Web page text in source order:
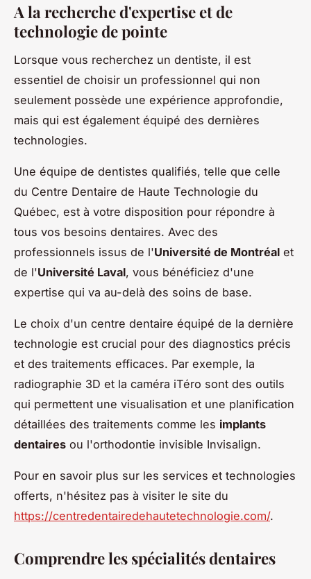
A la recherche d'expertise et de
technologie de pointe
Lorsque vous recherchez un dentiste, il est
essentiel de choisir un professionnel qui non
seulement possède une expérience approfondie,
mais qui est également équipé des dernières
technologies.
Une équipe de dentistes qualifiés, telle que celle
du Centre Dentaire de Haute Technologie du
Québec, est à votre disposition pour répondre à
tous vos besoins dentaires. Avec des
professionnels issus de l'Université de Montréal et
de l'Université Laval, vous bénéficiez d'une
expertise qui va au-delà des soins de base.
Le choix d'un centre dentaire équipé de la dernière
technologie est crucial pour des diagnostics précis
et des traitements efficaces. Par exemple, la
radiographie 3D et la caméra iTéro sont des outils
qui permettent une visualisation et une planification
détaillées des traitements comme les implants
dentaires ou l'orthodontie invisible Invisalign.
Pour en savoir plus sur les services et technologies
offerts, n'hésitez pas à visiter le site du
https://centredentairedehautetechnologie.com/.
Comprendre les spécialités dentaires